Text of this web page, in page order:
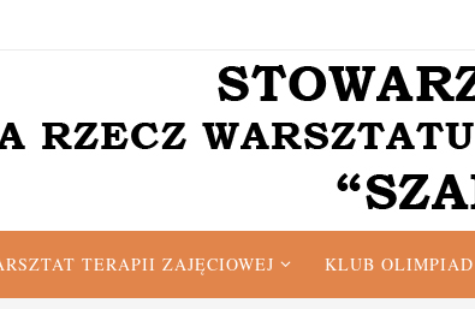
TERAPII ZAJĘCIOWEJ KLUB OLIMPIAD